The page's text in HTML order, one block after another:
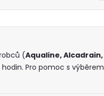
(Aqualine, Alcadrain,
Pro pomoc s výběrem